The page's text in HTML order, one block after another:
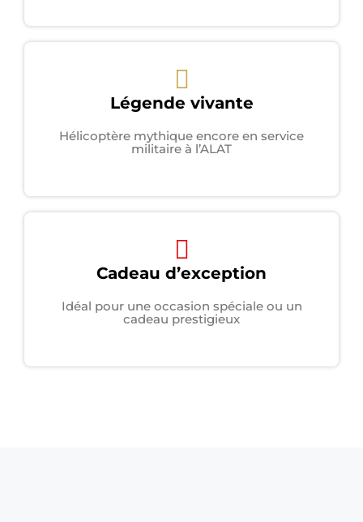
Légende vivante
Hélicoptère mythique encore en service
militaire à l’ALAT
Cadeau d’exception
Idéal pour une occasion spéciale ou un
cadeau prestigieux